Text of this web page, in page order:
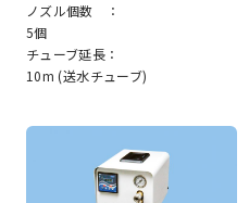
ノズル個数 ：
5個
チューブ延長：
10m (送水チューブ)